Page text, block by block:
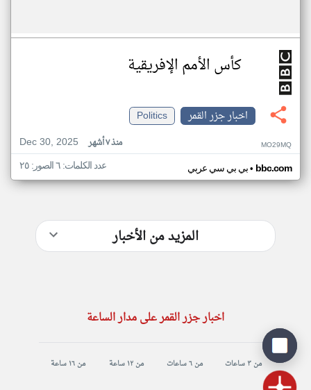
كأس الأمم الإفريقية
اخبار جزر القمر
Politics
Dec 30, 2025
منذ ٧ أشهر MO29MQ
بي بي سي عربي• bbc.com عدد الكلمات: ٦ الصور: ٢٥
المزيد من الأخبار
اخبار جزر القمر على مدار الساعة
من ٣ ساعات من ٦ ساعات من ١٢ ساعة من ١٦ ساعة